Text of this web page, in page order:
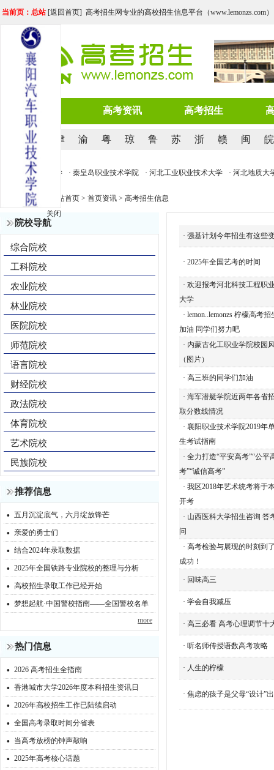
当前页：总站[返回首页] 高考招生网专业的高校招生信息平台（www.lemonzs.com）
网站首页 高考资讯 高考招生
沪 津 渝 粤 琼 鲁 苏 浙 赣 闽 皖
· 华北电力大学 · 秦皇岛职业技术学院 · 河北工业职业技术大学 · 河北地质大
当前位置： 网站首页 > 首页资讯 > 高考招生信息
院校导航
综合院校
工科院校
农业院校
林业院校
医院院校
师范院校
语言院校
财经院校
政法院校
体育院校
艺术院校
民族院校
推荐信息
· 五月沉淀底气，六月绽放锋芒
· 亲爱的勇士们
· 结合2024年录取数据
· 2025年全国铁路专业院校的整理与分析
· 高校招生录取工作已经开始
· 梦想起航·中国警校指南——全国警校名单
more
热门信息
· 2026 高考招生全指南
· 香港城市大学2026年度本科招生资讯日
· 2026年高校招生工作已陆续启动
· 全国高考录取时间分省表
· 当高考放榜的钟声敲响
· 2025年高考核心话题
· 强基计划今年招生有这些
· 2025年全国艺考的时间
· 欢迎报考河北科技工程职
大学
· lemon..lemonzs 柠檬高考招
加油 同学们努力吧
· 内蒙古化工职业学院校园
（图片）
· 高三班的同学们加油
· 海军潜艇学院近两年各省
取分数线情况
· 襄阳职业技术学院2019年
生考试指南
· 全力打造“平安高考”“公平
考”“诚信高考”
· 我区2018年艺术统考将于
开考
· 山西医科大学招生咨询 答
问
· 高考检验与展现的时刻到
成功！
· 回味高三
· 学会自我减压
· 高三必看 高考心理调节十
· 听名师传授语数高考攻略
· 人生的柠檬
· 焦虑的孩子是父母“设计”
关闭